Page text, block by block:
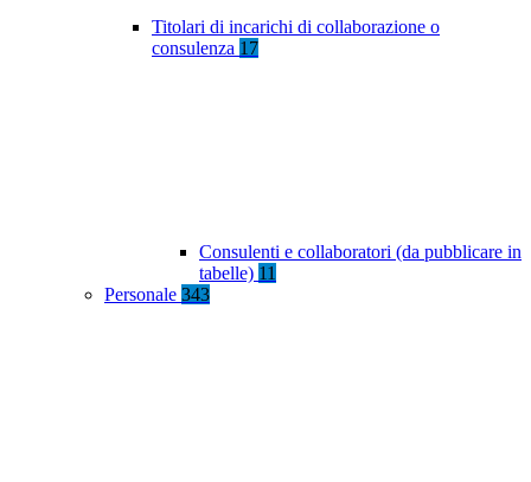
Titolari di incarichi di collaborazione o
consulenza 17
Consulenti e collaboratori (da pubblicare in
tabelle) 11
Personale 343